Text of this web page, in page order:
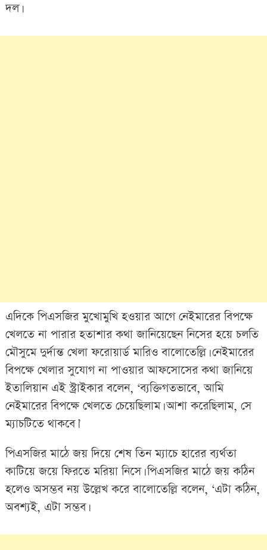
দল।
এদিকে পিএসজির মুখোমুখি হওয়ার আগে নেইমারের বিপক্ষে
খেলতে না পারার হতাশার কথা জানিয়েছেন নিসের হয়ে চলতি
মৌসুমে দুর্দান্ত খেলা ফরোয়ার্ড মারিও বালোতেল্লি। নেইমারের
বিপক্ষে খেলার সুযোগ না পাওয়ার আফসোসের কথা জানিয়ে
ইতালিয়ান এই স্ট্রাইকার বলেন, ‘ব্যক্তিগতভাবে, আমি
নেইমারের বিপক্ষে খেলতে চেয়েছিলাম। আশা করেছিলাম, সে
ম্যাচটিতে থাকবে।’
পিএসজির মাঠে জয় দিয়ে শেষ তিন ম্যাচে হারের ব্যর্থতা
কাটিয়ে জয়ে ফিরতে মরিয়া নিসে। পিএসজির মাঠে জয় কঠিন
হলেও অসম্ভব নয় উল্লেখ করে বালোতেল্লি বলেন, ‘এটা কঠিন,
অবশ্যই, এটা সম্ভব।